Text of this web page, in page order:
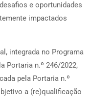
e oportunidades
impactados
integrada no Programa
Portaria n.º 246/2022,
pela Portaria n.º
a (re)qualificação